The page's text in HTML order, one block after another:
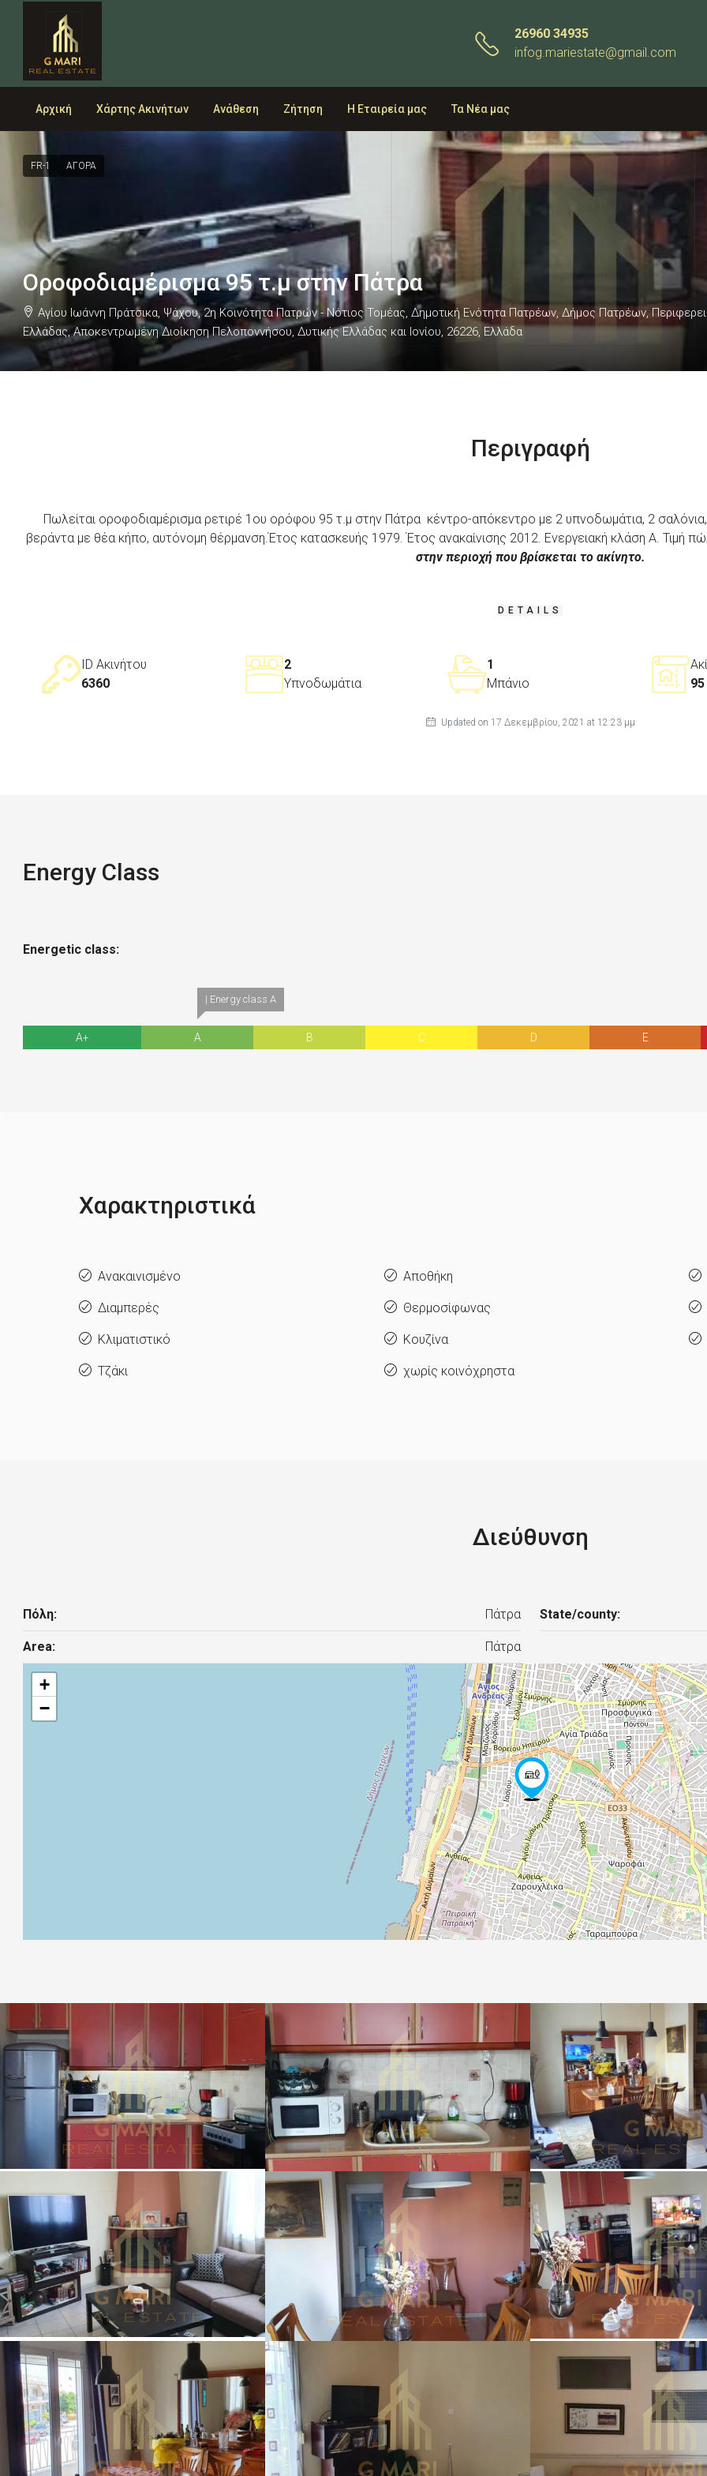
26960 34935
infog.mariestate@gmail.com
Αρχική Χάρτης Ακινήτων Ανάθεση Ζήτηση Η Εταιρεία μας Τα Νέα μας
FR-1 ΑΓΟΡΑ
Οροφοδιαμέρισμα 95 τ.μ στην Πάτρα
Αγίου Ιωάννη Πράτσικα, Ψάχου, 2η Κοινότητα Πατρών - Νότιος Τομέας, Δημοτική Ενότητα Πατρέων, Δήμος Πατρέων,
Ελλάδας, Αποκεντρωμένη Διοίκηση Πελοποννήσου, Δυτικής Ελλάδας και Ιονίου, 26226, Ελλάδα
Περιγραφή
Πωλείται οροφοδιαμέρισμα ρετιρέ 1ου ορόφου 95 τ.μ στην Πάτρα κέντρο-απόκεντρο με 2 υπνοδωμάτια, 2 σαλόνια,
βεράντα με θέα κήπο, αυτόνομη θέρμανση.Έτος κατασκευής 1979. Έτος ανακαίνισης 2012. Ενεργειακή κλάση Α. Τιμή
στην περιοχή που βρίσκεται το ακίνητο.
DETAILS
ID Ακινήτου
6360
2
Υπνοδωμάτια
1
Μπάνιο
Updated on 17 Δεκεμβρίου, 2021 at 12:23 μμ
Energy Class
Energetic class:
A+
| Energy class A
A B C D E
Χαρακτηριστικά
Ανακαινισμένο Αποθήκη
Διαμπερές Θερμοσίφωνας
Κλιματιστικό Κουζίνα
Τζάκι χωρίς κοινόχρηστα
Διεύθυνση
Πόλη: Πάτρα State/county:
Area: Πάτρα
+
−